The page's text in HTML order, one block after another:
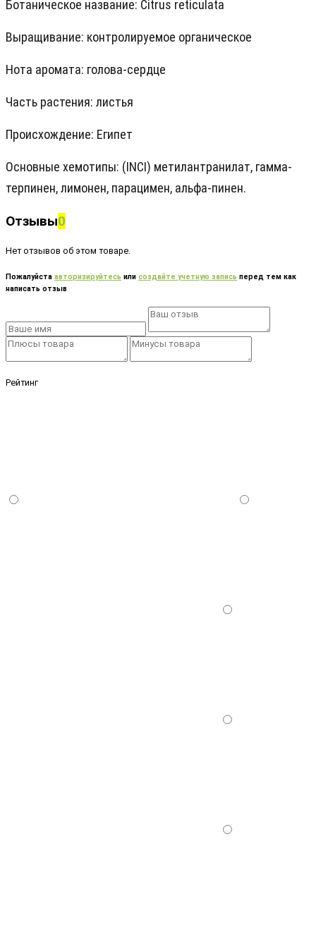
Ботаническое название: Citrus reticulata
Выращивание: контролируемое органическое
Нота аромата: голова-сердце
Часть растения: листья
Происхождение: Египет
Основные хемотипы: (INCI) метилантранилат, гамма-
терпинен, лимонен, парацимен, альфа-пинен.
Отзывы0
Нет отзывов об этом товаре.
Пожалуйста авторизируйтесь или создайте учетную запись перед тем как
написать отзыв
Рейтинг